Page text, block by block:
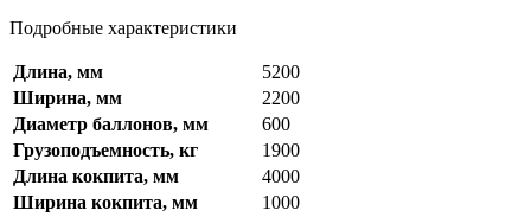
Подробные характеристики
Длина, мм
5200
Ширина, мм
2200
Диаметр баллонов, мм
600
Грузоподъемность, кг
1900
Длина кокпита, мм
4000
Ширина кокпита, мм
1000